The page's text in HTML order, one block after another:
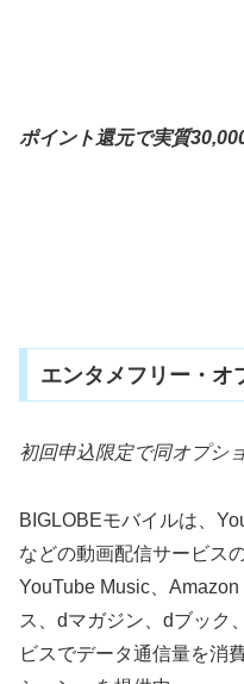
ポイント還元で実質
エンタメフリー・オ
初回申込限定で同オプシ
BIGLOBEモバイルは、
などの動画配信サービス
YouTube Music、
ス、dマガジン、dブック
ビスでデータ通信量を消